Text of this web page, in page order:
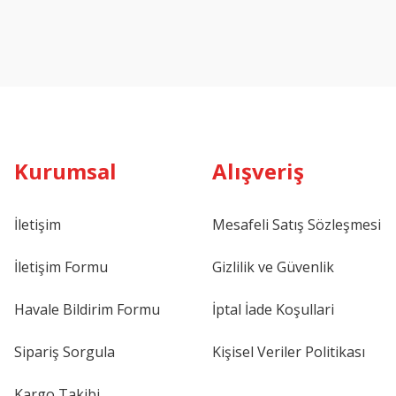
Kurumsal
İletişim
İletişim Formu
Havale Bildirim Formu
Sipariş Sorgula
Alışveriş
Mesafeli Satış Sözleşmesi
Gizlilik ve Güvenlik
İptal İade Koşullari
Kişisel Veriler Politikası